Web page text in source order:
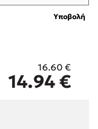
Υποβολή
16.60 €
14.94€